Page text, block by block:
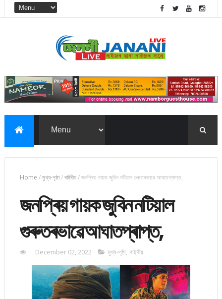
Home /মুখ্য-পৃষ্ঠা/ৰাষ্ট্ৰীয়/জনপ্ৰিয় গায়ক জুবিন নটিয়াল গুৰুতৰভাৱে আঘাতপ্ৰাপ্ত,
জনপ্ৰিয় গায়ক জুবিন নটিয়াল
গুৰুতৰভাৱে আঘাতপ্ৰাপ্ত,
December 02, 2022 মুখ্য-পৃষ্ঠা ৰাষ্ট্ৰীয়